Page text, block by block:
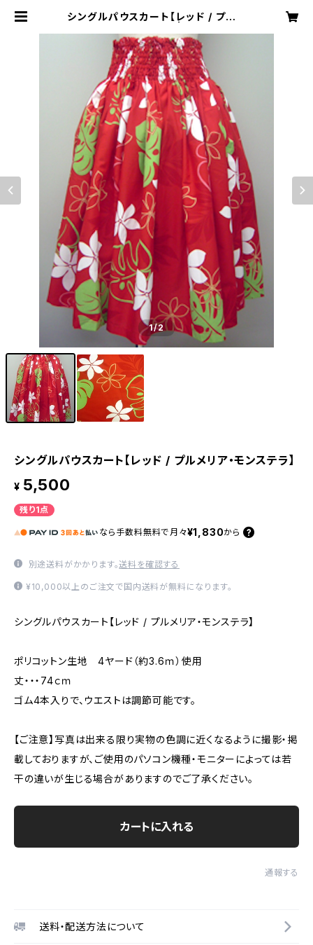
シングルパウスカート【レッド / プルメ
1/2
シングルパウスカート【レッド / プルメリア・モンステラ】
¥ 5,500
残り1点
なら 手数料無料で 月々¥1,830から
別途送料がかかります。送料を確認する
¥10,000以上のご注文で国内送料が無料になります。
シングルパウスカート【レッド / プルメリア・モンステラ】
ポリコットン生地 4ヤード（約3.6ｍ）使用
丈・・・74ｃｍ
ゴム4本入りで、ウエストは調節可能です。
【ご注意】写真は出来る限り実物の色調に近くなるように撮影・掲
載しておりますが、ご使用のパソコン機種・モニターによっては若
干の違いが生じる場合がありますのでご了承ください。
カートに入れる
通報する
送料・配送方法について